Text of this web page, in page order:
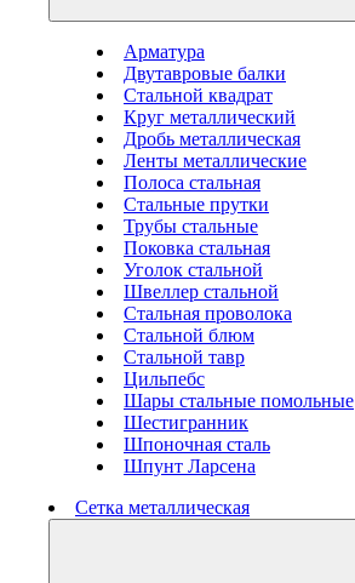
Арматура
Двутавровые балки
Стальной квадрат
Круг металлический
Дробь металлическая
Ленты металлические
Полоса стальная
Стальные прутки
Трубы стальные
Поковка стальная
Уголок стальной
Швеллер стальной
Стальная проволока
Стальной блюм
Стальной тавр
Цильпебс
Шары стальные помольные
Шестигранник
Шпоночная сталь
Шпунт Ларсена
Сетка металлическая